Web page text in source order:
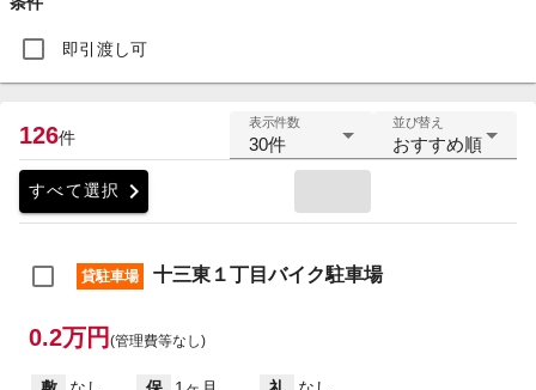
即引渡し可
126件
表示件数
30件
並び替え
おすすめ順
すべて選択 chevron_right
貸駐車場 十三東１丁目バイク駐車場
0.2万円 (管理費等なし)